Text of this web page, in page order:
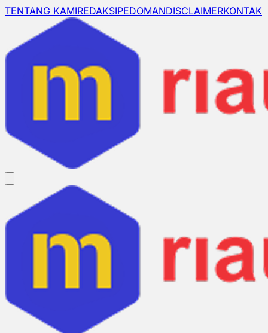
TENTANG KAMIREDAKSIPEDOMANDISCLAIMERKONTAK